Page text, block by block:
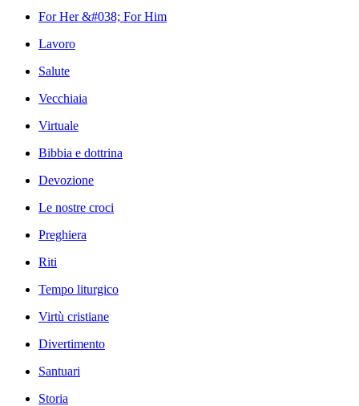
For Her &#038; For Him
Lavoro
Salute
Vecchiaia
Virtuale
Bibbia e dottrina
Devozione
Le nostre croci
Preghiera
Riti
Tempo liturgico
Virtù cristiane
Divertimento
Santuari
Storia